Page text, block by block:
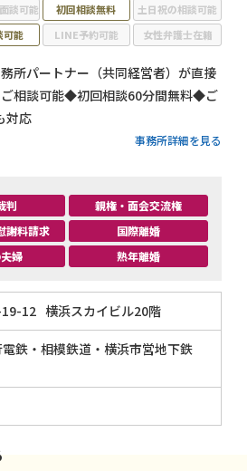
所パートナー（共同経営者）が直接
相談可能◆初回相談60分間無料◆ご
対応
事務所詳細を見る
談可能 初回相談無料
土日祝の相談可能
可能 LINE予約可能 女性弁護士在籍
判
親権・面会交流権
謝料請求
国際離婚
婦 熟年離婚
12 横浜スカイビル20階
鉄・相模鉄道・横浜市営地下鉄